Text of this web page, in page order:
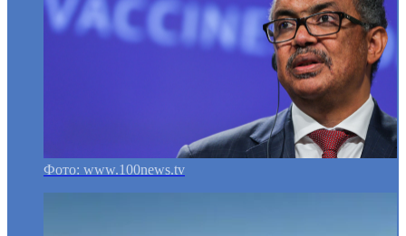
Фото: www.100news.tv